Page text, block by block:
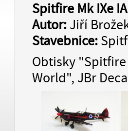
Spitfire Mk IXe
Autor: Jiří
Stavebnice:
Obtisky "Spitfire
World", JBr